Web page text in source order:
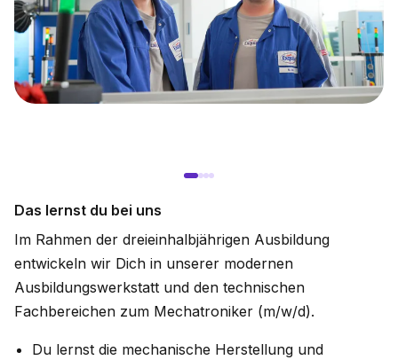
Das lernst du bei uns
Im Rahmen der dreieinhalbjährigen Ausbildung
entwickeln wir Dich in unserer modernen
Ausbildungswerkstatt und den technischen
Fachbereichen zum Mechatroniker (m/w/d).
Du lernst die mechanische Herstellung und